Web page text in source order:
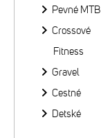
Pevné MTB
Crossové
Fitness
Gravel
Cestné
Detské